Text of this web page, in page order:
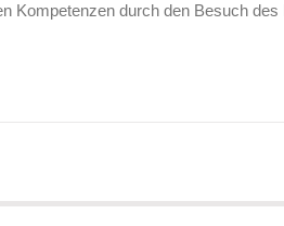
Kompetenzen durch den Besuch